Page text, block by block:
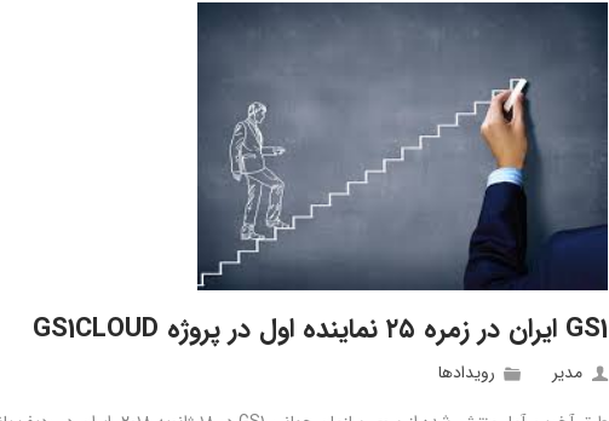
GS1 ایران در زمره ۲۵ نماینده اول در پروژه GS1CLOUD
مدیر
رويدادها